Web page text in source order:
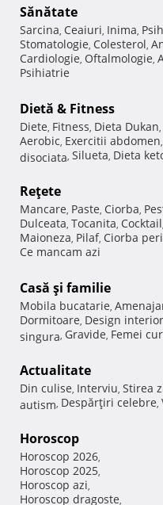
Sănătate
Sarcina, Ceaiuri, Inima,
Stomatologie, Colesterol,
Cardiologie, Oftalmologie,
Psihiatrie
Dietă & Fitness
Diete, Fitness, Dieta Dukan,
Aerobic, Exercitii abdomen,
disociata, Silueta, Dieta
Reţete
Mancare, Paste, Ciorba,
Dulceata, Tocanita, Cocktail,
Maioneza, Pilaf, Ciorba
Ce mancam azi
Casă şi familie
Mobila bucatarie,
Dormitoare, Design interior
singura, Gravide, Femei
Actualitate
Din culise, Interviu, Stirea
autism, Despărţiri celebre,
Horoscop
Horoscop 2026,
Horoscop 2025,
Horoscop azi,
Horoscop dragoste,